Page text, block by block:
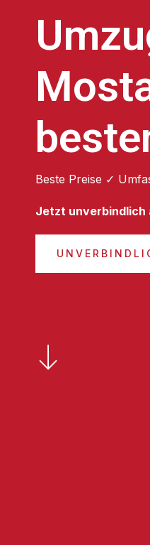
Beste Preise ✓
Jetzt unverbindlich